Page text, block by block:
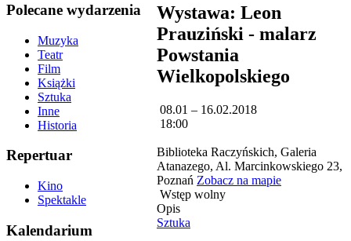
Polecane wydarzenia
Muzyka
Teatr
Film
Książki
Sztuka
Inne
Historia
Repertuar
Kino
Spektakle
Kalendarium
Wystawa: Leon
Prauziński - malarz
Powstania
Wielkopolskiego
08.01 – 16.02.2018
18:00
Biblioteka Raczyńskich, Galeria
Atanazego, Al. Marcinkowskiego 23,
Poznań Zobacz na mapie
Wstęp wolny
Opis
Sztuka